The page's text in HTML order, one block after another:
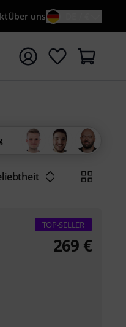
Über uns
TOP-SELLER
269 €